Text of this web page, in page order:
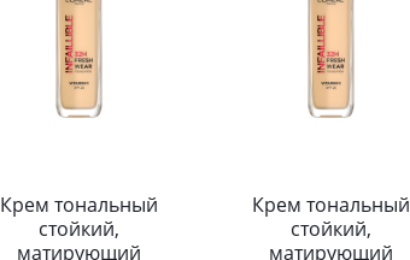
Крем тональный
стойкий,
матирующий
Крем тональный
стойкий,
матирующий